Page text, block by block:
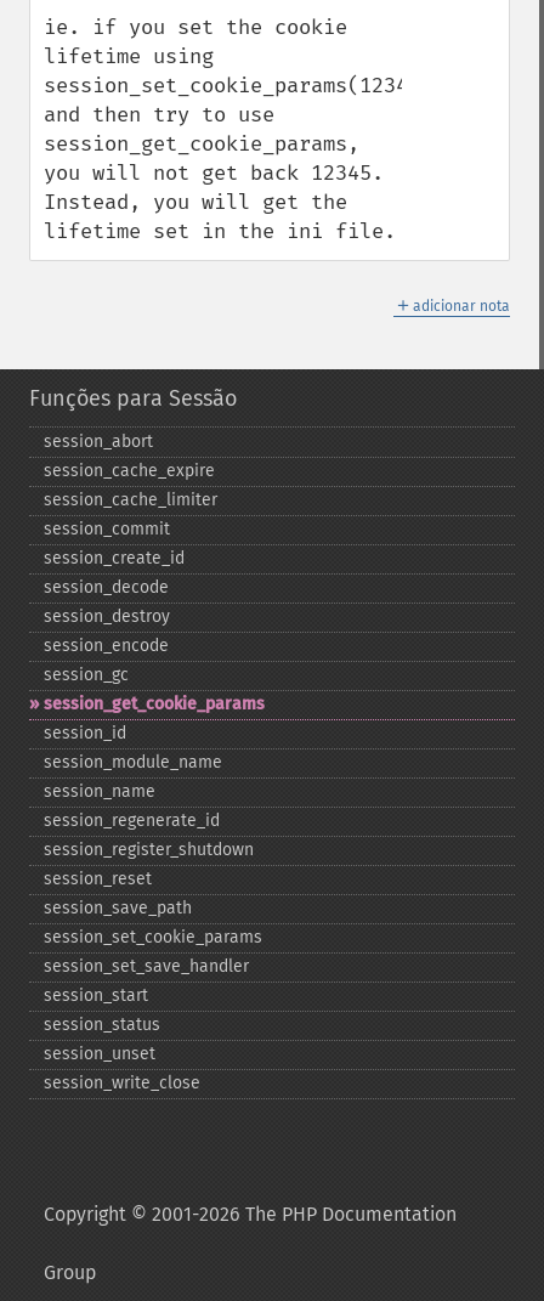
ie. if you set the cookie
lifetime using
session_set_cookie_params(12345)
and then try to use
session_get_cookie_params,
you will not get back 12345.
Instead, you will get the
lifetime set in the ini file.
＋ adicionar nota
Funções para Sessão
session_​abort
session_​cache_​expire
session_​cache_​limiter
session_​commit
session_​create_​id
session_​decode
session_​destroy
session_​encode
session_​gc
session_​get_​cookie_​params
session_​id
session_​module_​name
session_​name
session_​regenerate_​id
session_​register_​shutdown
session_​reset
session_​save_​path
session_​set_​cookie_​params
session_​set_​save_​handler
session_​start
session_​status
session_​unset
session_​write_​close
Copyright © 2001-2026 The PHP Documentation
Group